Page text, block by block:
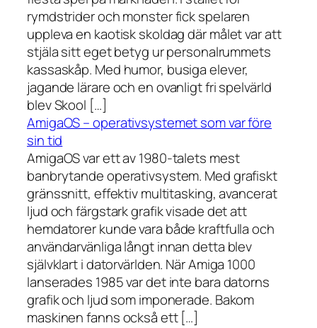
rymdstrider och monster fick spelaren
uppleva en kaotisk skoldag där målet var att
stjäla sitt eget betyg ur personalrummets
kassaskåp. Med humor, busiga elever,
jagande lärare och en ovanligt fri spelvärld
blev Skool […]
AmigaOS – operativsystemet som var före
sin tid
AmigaOS var ett av 1980-talets mest
banbrytande operativsystem. Med grafiskt
gränssnitt, effektiv multitasking, avancerat
ljud och färgstark grafik visade det att
hemdatorer kunde vara både kraftfulla och
användarvänliga långt innan detta blev
självklart i datorvärlden. När Amiga 1000
lanserades 1985 var det inte bara datorns
grafik och ljud som imponerade. Bakom
maskinen fanns också ett […]